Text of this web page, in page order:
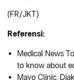
(FR/JKT)
Referensi:
Medical News
to know about
Mayo Clinic.